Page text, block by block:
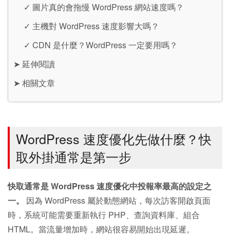
✓ 圖片真的會拖慢 WordPress 網站速度嗎？
✓ 主機對 WordPress 速度影響大嗎？
✓ CDN 是什麼？WordPress 一定要用嗎？
➤ 延伸閱讀
➤ 相關文章
WordPress 速度優化先做什麼？快
取外掛通常是第一步
快取通常是 WordPress 速度優化中投報率最高的設定之
一。
因為 WordPress 屬於動態網站，每次訪客開啟頁面
時，系統可能需要重新執行 PHP、查詢資料庫、組合
HTML。當流量增加時，網站很容易開始出現延遲。